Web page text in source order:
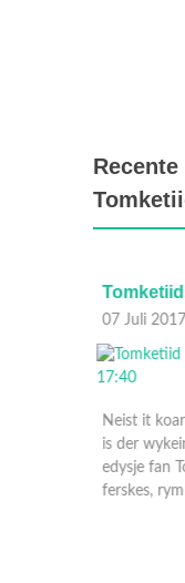
07 Juli 2017
Neist it
is der
edysje fan
ferskes,